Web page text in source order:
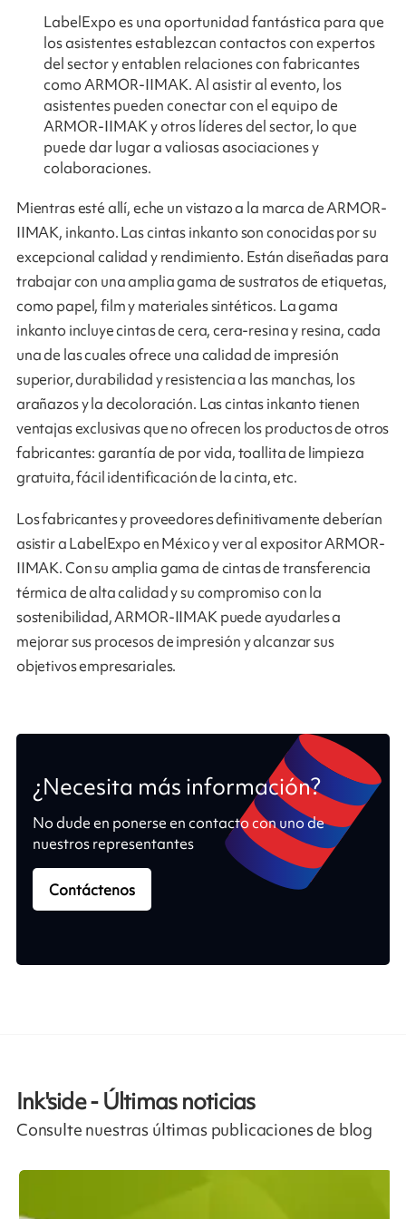
LabelExpo es una oportunidad fantástica para que
los asistentes establezcan contactos con expertos
del sector y entablen relaciones con fabricantes
como ARMOR-IIMAK. Al asistir al evento, los
asistentes pueden conectar con el equipo de
ARMOR-IIMAK y otros líderes del sector, lo que
puede dar lugar a valiosas asociaciones y
colaboraciones.
Mientras esté allí, eche un vistazo a la marca de ARMOR-
IIMAK, inkanto. Las cintas inkanto son conocidas por su
excepcional calidad y rendimiento. Están diseñadas para
trabajar con una amplia gama de sustratos de etiquetas,
como papel, film y materiales sintéticos. La gama
inkanto incluye cintas de cera, cera-resina y resina, cada
una de las cuales ofrece una calidad de impresión
superior, durabilidad y resistencia a las manchas, los
arañazos y la decoloración. Las cintas inkanto tienen
ventajas exclusivas que no ofrecen los productos de otros
fabricantes: garantía de por vida, toallita de limpieza
gratuita, fácil identificación de la cinta, etc.
Los fabricantes y proveedores definitivamente deberían
asistir a LabelExpo en México y ver al expositor ARMOR-
IIMAK. Con su amplia gama de cintas de transferencia
térmica de alta calidad y su compromiso con la
sostenibilidad, ARMOR-IIMAK puede ayudarles a
mejorar sus procesos de impresión y alcanzar sus
objetivos empresariales.
¿Necesita más información?
No dude en ponerse en contacto con uno de
nuestros representantes
Contáctenos
Ink'side - Últimas noticias
Consulte nuestras últimas publicaciones de blog